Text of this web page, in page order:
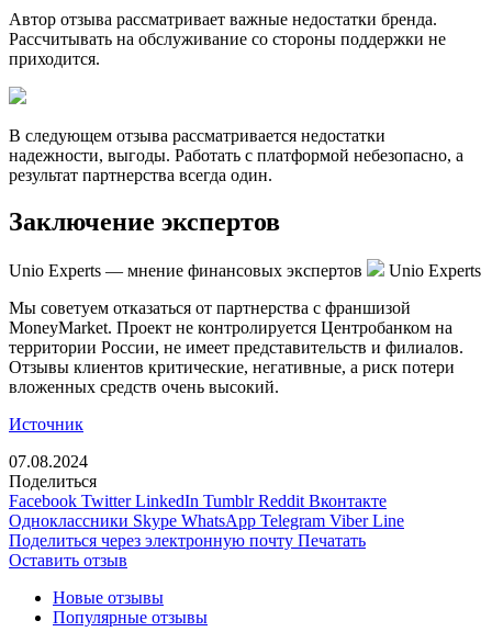
Автор отзыва рассматривает важные недостатки бренда.
Рассчитывать на обслуживание со стороны поддержки не
приходится.
В следующем отзыва рассматривается недостатки
надежности, выгоды. Работать с платформой небезопасно, а
результат партнерства всегда один.
Заключение экспертов
Unio Experts — мнение финансовых экспертов
Unio Experts
Мы советуем отказаться от партнерства с франшизой
MoneyMarket. Проект не контролируется Центробанком на
территории России, не имеет представительств и филиалов.
Отзывы клиентов критические, негативные, а риск потери
вложенных средств очень высокий.
Источник
07.08.2024
Поделиться
Facebook Twitter LinkedIn Tumblr Reddit Вконтакте
Одноклассники Skype WhatsApp Telegram Viber Line
Поделиться через электронную почту Печатать
Оставить отзыв
Новые отзывы
Популярные отзывы